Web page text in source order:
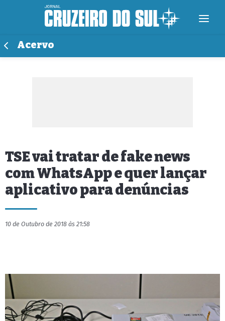
Acervo
TSE vai tratar de fake news
com WhatsApp e quer lançar
aplicativo para denúncias
10 de Outubro de 2018 às 21:58